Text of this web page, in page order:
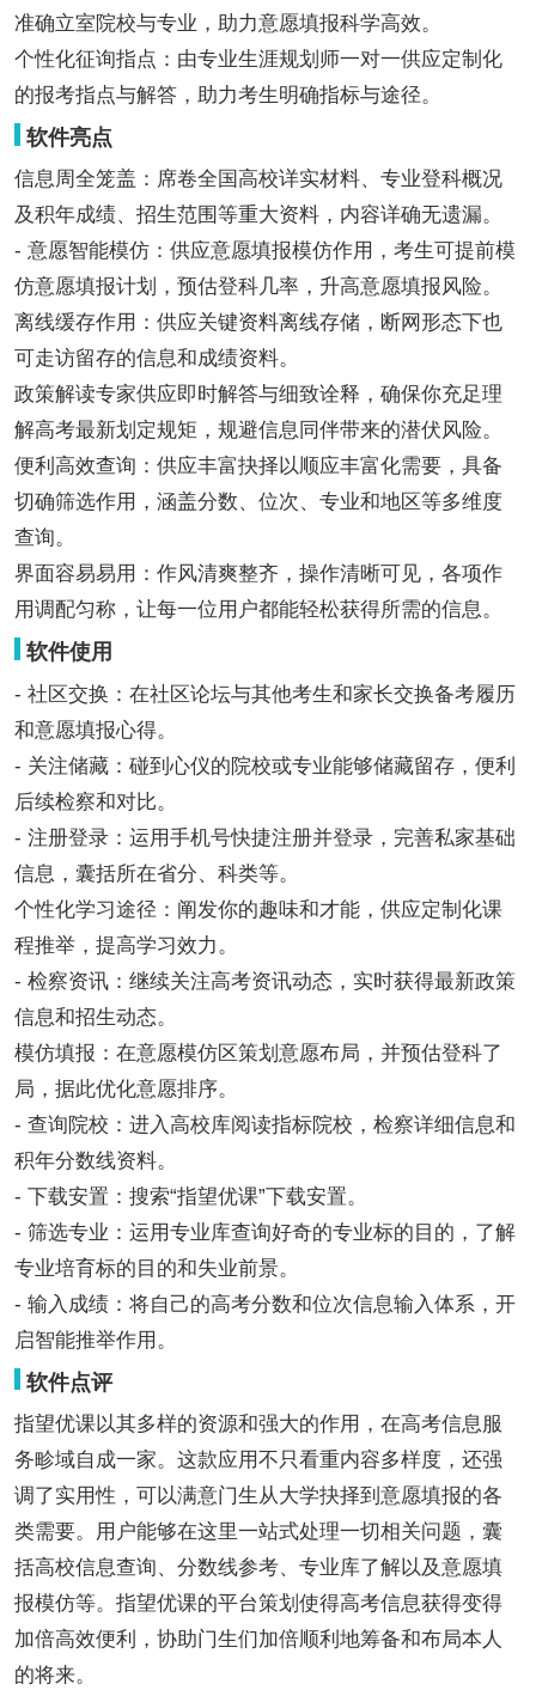
准确立室院校与专业，助力意愿填报科学高效。
个性化征询指点：由专业生涯规划师一对一供应定制化
的报考指点与解答，助力考生明确指标与途径。
软件亮点
信息周全笼盖：席卷全国高校详实材料、专业登科概况
及积年成绩、招生范围等重大资料，内容详确无遗漏。
- 意愿智能模仿：供应意愿填报模仿作用，考生可提前模
仿意愿填报计划，预估登科几率，升高意愿填报风险。
离线缓存作用：供应关键资料离线存储，断网形态下也
可走访留存的信息和成绩资料。
政策解读专家供应即时解答与细致诠释，确保你充足理
解高考最新划定规矩，规避信息同伴带来的潜伏风险。
便利高效查询：供应丰富抉择以顺应丰富化需要，具备
切确筛选作用，涵盖分数、位次、专业和地区等多维度
查询。
界面容易易用：作风清爽整齐，操作清晰可见，各项作
用调配匀称，让每一位用户都能轻松获得所需的信息。
软件使用
- 社区交换：在社区论坛与其他考生和家长交换备考履历
和意愿填报心得。
- 关注储藏：碰到心仪的院校或专业能够储藏留存，便利
后续检察和对比。
- 注册登录：运用手机号快捷注册并登录，完善私家基础
信息，囊括所在省分、科类等。
个性化学习途径：阐发你的趣味和才能，供应定制化课
程推举，提高学习效力。
- 检察资讯：继续关注高考资讯动态，实时获得最新政策
信息和招生动态。
模仿填报：在意愿模仿区策划意愿布局，并预估登科了
局，据此优化意愿排序。
- 查询院校：进入高校库阅读指标院校，检察详细信息和
积年分数线资料。
- 下载安置：搜索“指望优课”下载安置。
- 筛选专业：运用专业库查询好奇的专业标的目的，了解
专业培育标的目的和失业前景。
- 输入成绩：将自己的高考分数和位次信息输入体系，开
启智能推举作用。
软件点评
指望优课以其多样的资源和强大的作用，在高考信息服
务畛域自成一家。这款应用不只看重内容多样度，还强
调了实用性，可以满意门生从大学抉择到意愿填报的各
类需要。用户能够在这里一站式处理一切相关问题，囊
括高校信息查询、分数线参考、专业库了解以及意愿填
报模仿等。指望优课的平台策划使得高考信息获得变得
加倍高效便利，协助门生们加倍顺利地筹备和布局本人
的将来。